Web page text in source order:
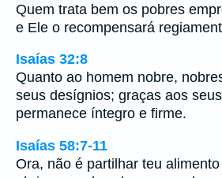
Quem trata bem os pobres
e Ele o recompensará
Isaías 32:8
Quanto ao homem nobre,
seus desígnios; graças aos
permanece íntegro e firme.
Isaías 58:7-11
Ora, não é partilhar teu